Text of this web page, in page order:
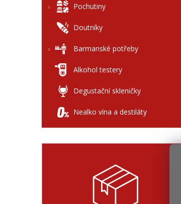
Pochutiny
Doutníky
Barmanské potřeby
Alkohol testery
Degustační skleničky
Nealko vína a destiláty